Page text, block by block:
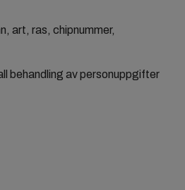
art, ras, chipnummer,
behandling av personuppgifter